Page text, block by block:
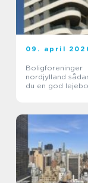
09. april
Boligforeninger
nordjylland sådan finder
du en god